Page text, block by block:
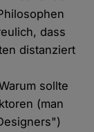
dass
distanziert
sollte
(man